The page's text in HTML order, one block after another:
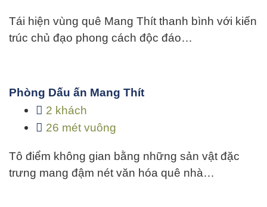
Tái hiện vùng quê Mang Thít thanh bình với kiến
trúc chủ đạo phong cách độc đáo…
Phòng Dấu ấn Mang Thít
2 khách
26 mét vuông
Tô điểm không gian bằng những sản vật đặc
trưng mang đậm nét văn hóa quê nhà…